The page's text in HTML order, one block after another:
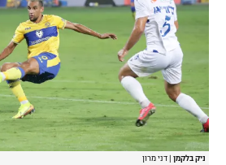
ניק בלקמן דני מרון